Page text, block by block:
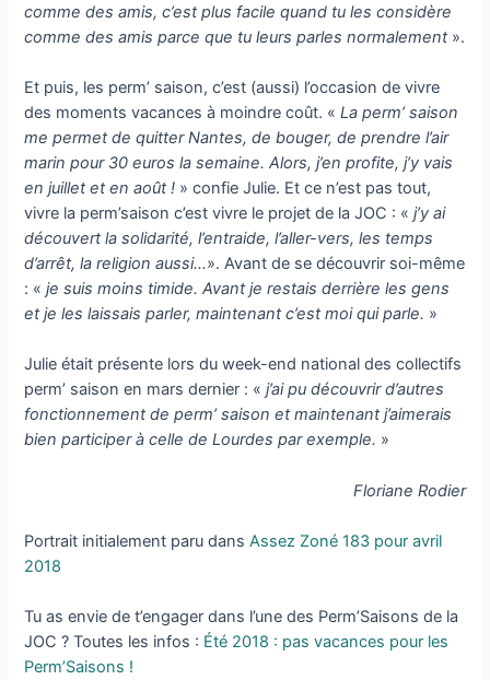
comme des amis, c’est plus facile quand tu les considère
comme des amis parce que tu leurs parles normale­ment ».
Et puis, les perm’ saison, c’est (aussi) l’occa­sion de vivre
des moments vacances à moindre coût. «La perm’ saison
me permet de quitter Nantes, de bouger, de prendre l’air
marin pour 30 euros la semaine. Alors, j’en profite, j’y vais
en juillet et en août ! » confie Julie. Et ce n’est pas tout,
vivre la perm’saison c’est vivre le projet de la JOC : «j’y ai
découvert la solidari­té, l’entraide, l’aller-vers, les temps
d’arrêt, la religion aussi…». Avant de se découvrir soi-même
: «je suis moins timide. Avant je res­tais derrière les gens
et je les laissais parler, maintenant c’est moi qui parle. »
Julie était présente lors du week-end national des collectifs
perm’ saison en mars dernier : «j’ai pu découvrir d’autres
fonctionnement de perm’ saison et maintenant j’aimerais
bien participer à celle de Lourdes par exemple. »
Floriane Rodier
Portrait initialement paru dansAssez Zoné 183 pour avril
2018
Tu as envie de t’engager dans l’une des Perm’Saisons de la
JOC ? Toutes les infos : Été 2018 : pas vacances pour les
Perm’Saisons !